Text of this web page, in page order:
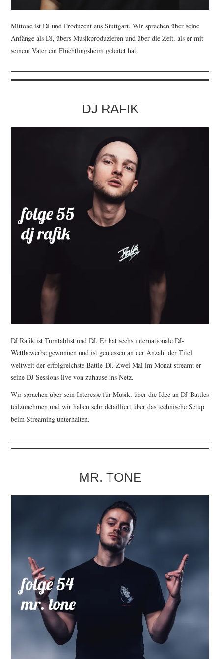
Mittone ist DJ und Produzent aus Stuttgart. Wir sprachen über seine
Anfänge als DJ, übers Musikproduzieren und über die Zeit, als er mit
seinem Vater ein Flüchtlingsheim geleitet hat.
DJ RAFIK
DJ Rafik ist Turntablist und DJ. Er hat sechs internationale DJ-
Wettbewerbe gewonnen und ist gemessen an der Anzahl der Titel
weltweit der erfolgreichste Battle-DJ. Zwei Mal im Monat streamt er
seine DJ-Sessions live von zuhause ins Netz.
Wir sprachen über sein Interesse für Musik, über die Idee an DJ-Battles
teilzunehmen und wir haben sehr detailliert über das technische Setup
beim Streaming unterhalten.
MR. TONE